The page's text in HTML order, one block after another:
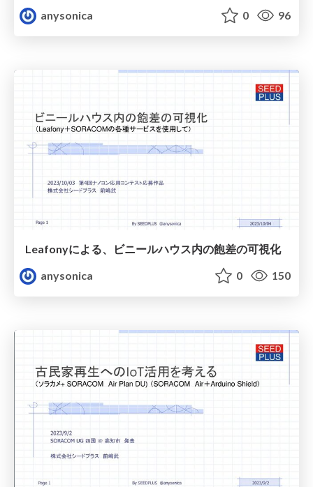
anysonica
0 96
Leafonyによる、ビニールハウス内の飽差の可視化
anysonica
0 150